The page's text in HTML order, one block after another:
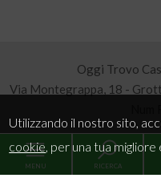
Oggi Trovo
Via Montegrappa, 18 -
MENU RICERCA
Utilizzando il nostro sito,
cookie, per una tua migliore